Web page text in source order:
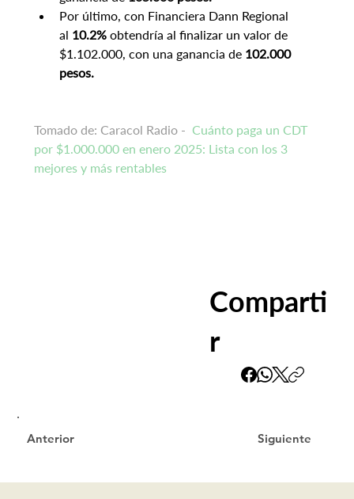
Por último, con Financiera Dann Regional
al 10.2% obtendría al finalizar un valor de
$1.102.000, con una ganancia de 102.000
pesos.
Tomado de: Caracol Radio - Cuánto paga un CDT
por $1.000.000 en enero 2025: Lista con los 3
mejores y más rentables
Comparti
r
Siguiente
Anterior